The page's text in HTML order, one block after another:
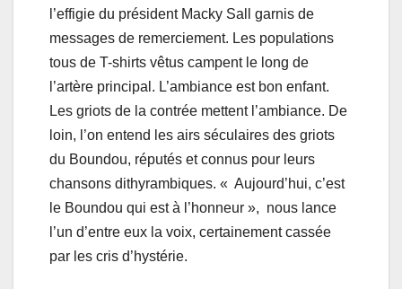
l’effigie du président Macky Sall garnis de
messages de remerciement. Les populations
tous de T-shirts vêtus campent le long de
l’artère principal. L’ambiance est bon enfant.
Les griots de la contrée mettent l’ambiance. De
loin, l’on entend les airs séculaires des griots
du Boundou, réputés et connus pour leurs
chansons dithyrambiques. « Aujourd’hui, c’est
le Boundou qui est à l’honneur », nous lance
l’un d’entre eux la voix, certainement cassée
par les cris d’hystérie.